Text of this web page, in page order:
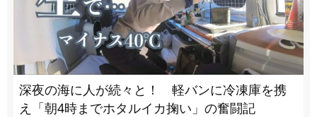
深夜の海に人が続々と！ 軽バンに冷凍庫を携
え「朝4時までホタルイカ掬い」の奮闘記